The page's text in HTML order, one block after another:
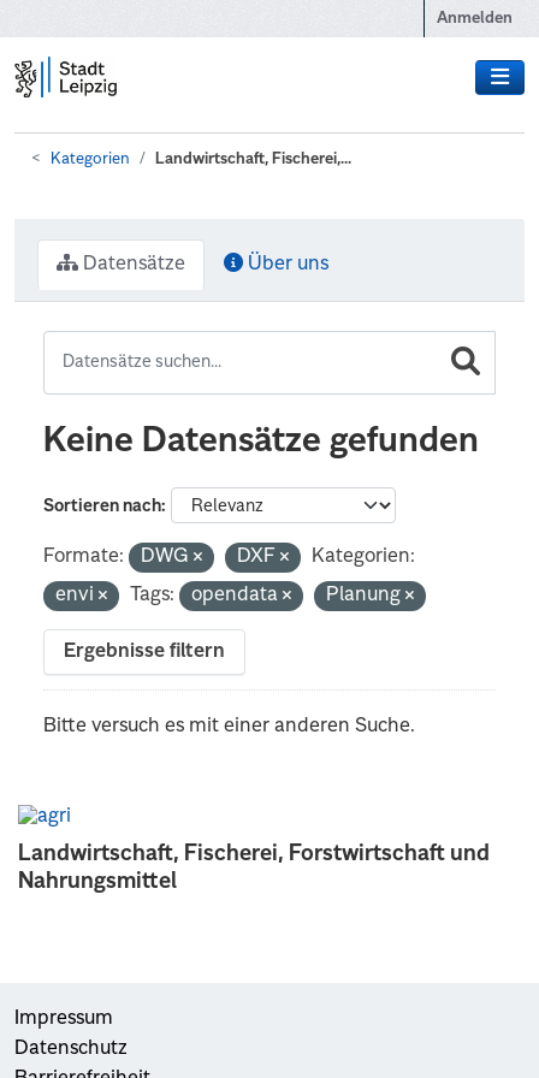
Anmelden
Kategorien Landwirtschaft, Fischerei,...
Landwirtschaft, Fischerei, Forstwirtschaft und
Nahrungsmittel
Datensätze Über uns
Keine Datensätze gefunden
Sortieren nach
Formate: DWG DXF
Kategorien:
envi
Tags: opendata Planung
Ergebnisse filtern
Bitte versuch es mit einer anderen Suche.
Impressum
Datenschutz